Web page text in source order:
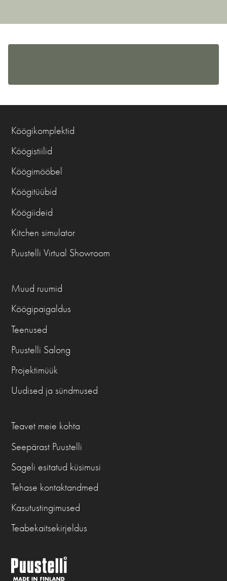
Köögikomplektid
Köögistiilid
Köögimööbel
Köögitüübid
Köögiideid
Kitchen simulator
Puustelli Virtual Showroom
Muud ruumid
Köögipaigaldus
Teenused
Puustelli Salong
Projektimüük
Uudised ja sündmused
Teavet meie kohta
Seepärast Puustelli
Sageli esitatud küsimusi
Tehase kontaktandmed
Kasutustingimused
Teabekaitsekirjeldus